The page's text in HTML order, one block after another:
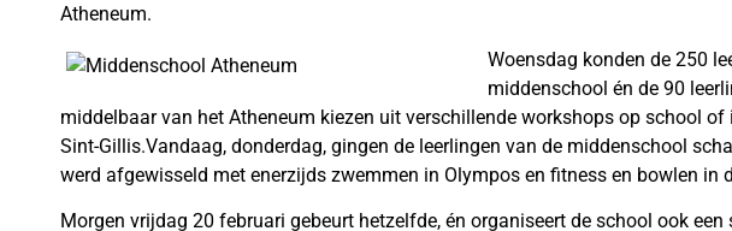
Atheneum.
Woensdag konden de 250
middenschool én de 90
middelbaar van het Atheneum kiezen uit verschillende workshops op school of
Sint-Gillis.Vandaag, donderdag, gingen de leerlingen van de middenschool
werd afgewisseld met enerzijds zwemmen in Olympos en fitness en bowlen in
Morgen vrijdag 20 februari gebeurt hetzelfde, én organiseert de school ook een